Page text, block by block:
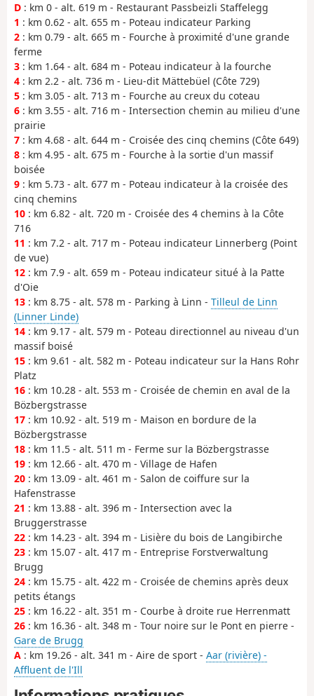
D : km 0 - alt. 619 m - Restaurant Passbeizli Staffelegg
1 : km 0.62 - alt. 655 m - Poteau indicateur Parking
2 : km 0.79 - alt. 665 m - Fourche à proximité d'une grande
ferme
3 : km 1.64 - alt. 684 m - Poteau indicateur à la fourche
4 : km 2.2 - alt. 736 m - Lieu-dit Mättebüel (Côte 729)
5 : km 3.05 - alt. 713 m - Fourche au creux du coteau
6 : km 3.55 - alt. 716 m - Intersection chemin au milieu d'une
prairie
7 : km 4.68 - alt. 644 m - Croisée des cinq chemins (Côte 649)
8 : km 4.95 - alt. 675 m - Fourche à la sortie d'un massif
boisée
9 : km 5.73 - alt. 677 m - Poteau indicateur à la croisée des
cinq chemins
10 : km 6.82 - alt. 720 m - Croisée des 4 chemins à la Côte
716
11 : km 7.2 - alt. 717 m - Poteau indicateur Linnerberg (Point
de vue)
12 : km 7.9 - alt. 659 m - Poteau indicateur situé à la Patte
d'Oie
13 : km 8.75 - alt. 578 m - Parking à Linn - Tilleul de Linn
(Linner Linde)
14 : km 9.17 - alt. 579 m - Poteau directionnel au niveau d'un
massif boisé
15 : km 9.61 - alt. 582 m - Poteau indicateur sur la Hans Rohr
Platz
16 : km 10.28 - alt. 553 m - Croisée de chemin en aval de la
Bözbergstrasse
17 : km 10.92 - alt. 519 m - Maison en bordure de la
Bözbergstrasse
18 : km 11.5 - alt. 511 m - Ferme sur la Bözbergstrasse
19 : km 12.66 - alt. 470 m - Village de Hafen
20 : km 13.09 - alt. 461 m - Salon de coiffure sur la
Hafenstrasse
21 : km 13.88 - alt. 396 m - Intersection avec la
Bruggerstrasse
22 : km 14.23 - alt. 394 m - Lisière du bois de Langibirche
23 : km 15.07 - alt. 417 m - Entreprise Forstverwaltung
Brugg
24 : km 15.75 - alt. 422 m - Croisée de chemins après deux
petits étangs
25 : km 16.22 - alt. 351 m - Courbe à droite rue Herrenmatt
26 : km 16.36 - alt. 348 m - Tour noire sur le Pont en pierre -
Gare de Brugg
A : km 19.26 - alt. 341 m - Aire de sport - Aar (rivière) -
Affluent de l'Ill